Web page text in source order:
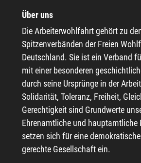
Über uns
Die Arbeiterwohlfahrt gehört zu
Spitzenverbänden der Freien
Deutschland. Sie ist ein Verband
mit einer besonderen
durch seine Ursprünge in der
Solidarität, Toleranz, Freiheit,
Gerechtigkeit sind Grundwerte
Ehrenamtliche und hauptamtliche
setzen sich für eine
gerechte Gesellschaft ein.